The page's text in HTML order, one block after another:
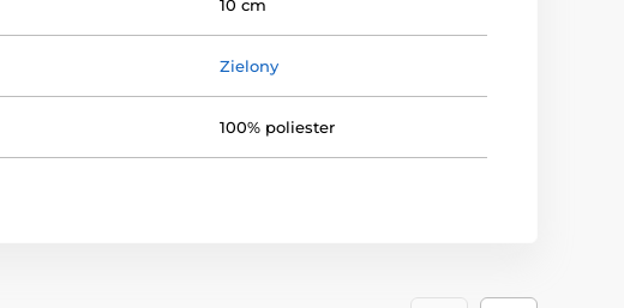
10 cm
Zielony
100% poliester